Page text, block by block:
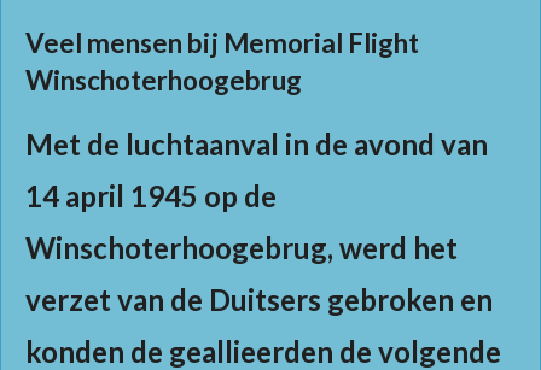
Veel mensen bij Memorial Flight
Winschoterhoogebrug
Met de luchtaanval in de avond van
14 april 1945 op de
Winschoterhoogebrug, werd het
verzet van de Duitsers gebroken en
konden de geallieerden de volgende